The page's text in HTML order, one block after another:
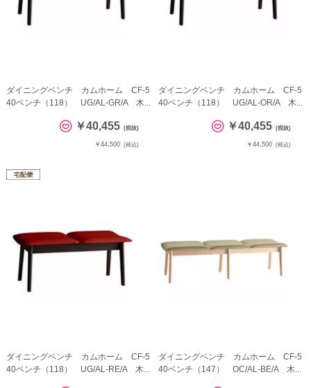
ダイニングベンチ カムホーム CF-5
40ベンチ（118） UG/AL-GR/A 木...
￥40,455 (税抜)
￥44,500 (税込)
ダイニングベンチ カムホーム CF-5
40ベンチ（118） UG/AL-OR/A 木...
￥40,455 (税抜)
￥44,500 (税込)
ダイニングベンチ カムホーム CF-5
40ベンチ（118） UG/AL-RE/A 木...
ダイニングベンチ カムホーム CF-5
40ベンチ（147） OC/AL-BE/A 木...